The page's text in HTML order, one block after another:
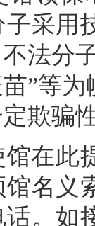
采用
法分
”等
欺骗
此提
馆名义
。如